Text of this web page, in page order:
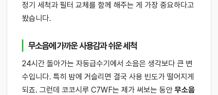
정기 세척과 필터 교체를 함께 해주는 게 가장 중요하다고
봤습니다.
무소음에 가까운 사용감과 쉬운 세척
24시간 돌아가는 자동급수기에서 소음은 생각보다 큰 변
수입니다. 특히 밤에 거슬리면 결국 사용 빈도가 떨어지게
되죠. 그런데 코코시루 C7WF는 제가 써보는 동안 무소음